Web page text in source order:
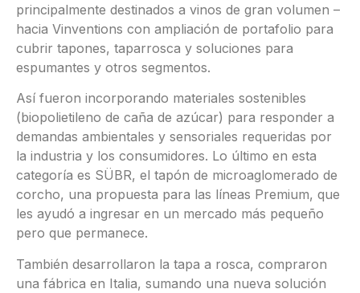
principalmente destinados a vinos de gran volumen –
hacia Vinventions con ampliación de portafolio para
cubrir tapones, taparrosca y soluciones para
espumantes y otros segmentos.
Así fueron incorporando materiales sostenibles
(biopolietileno de caña de azúcar) para responder a
demandas ambientales y sensoriales requeridas por
la industria y los consumidores. Lo último en esta
categoría es SÜBR, el tapón de microaglomerado de
corcho, una propuesta para las líneas Premium, que
les ayudó a ingresar en un mercado más pequeño
pero que permanece.
También desarrollaron la tapa a rosca, compraron
una fábrica en Italia, sumando una nueva solución